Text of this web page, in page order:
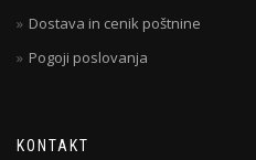
Dostava in cenik poštnine
Pogoji poslovanja
KONTAKT